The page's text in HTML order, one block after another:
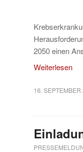
2050 einen
Weiterlesen
16. SEPTEMBER